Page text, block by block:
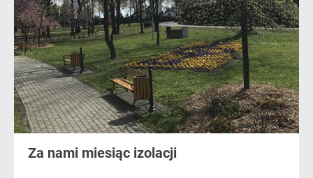
Za nami miesiąc izolacji